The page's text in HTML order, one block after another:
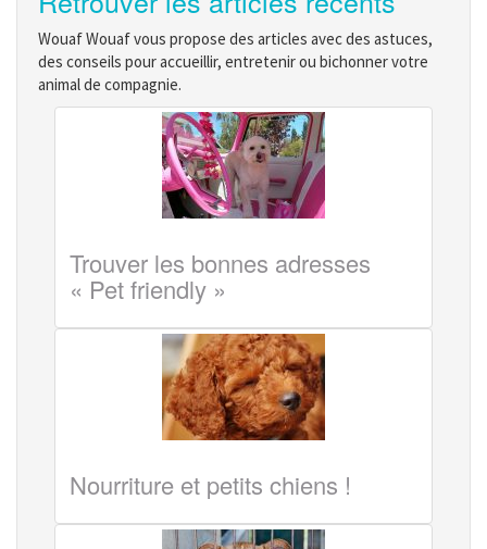
Wouaf Wouaf vous propose des articles avec des astuces,
des conseils pour accueillir, entretenir ou bichonner votre
animal de compagnie.
Trouver les bonnes adresses
« Pet friendly »
Nourriture et petits chiens !